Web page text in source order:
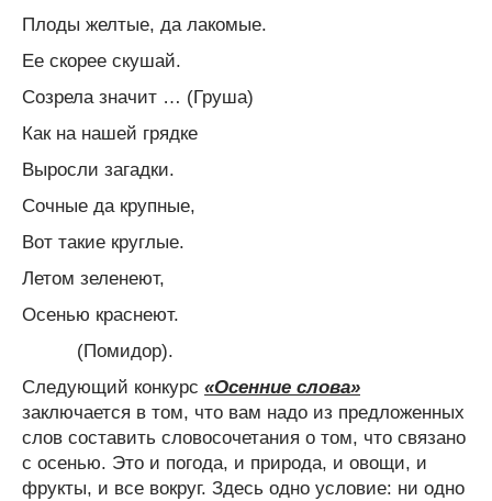
Плоды желтые, да лакомые.
Ее скорее скушай.
Созрела значит … (Груша)
Как на нашей грядке
Выросли загадки.
Сочные да крупные,
Вот такие круглые.
Летом зеленеют,
Осенью краснеют.
(Помидор).
Следующий конкурс «Осенние слова»
заключается в том, что вам надо из предложенных
слов составить словосочетания о том, что связано
с осенью. Это и погода, и природа, и овощи, и
фрукты, и все вокруг. Здесь одно условие: ни одно